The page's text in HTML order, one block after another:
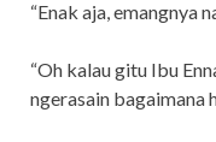
“Enak aja, emangnya
“Oh kalau gitu Ibu
ngerasain bagaimana